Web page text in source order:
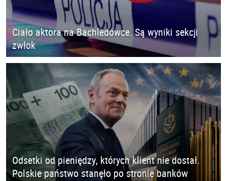
Ciało aktora na Bachledówce. Są wyniki sekcji
zwłok
Odsetki od pieniędzy, których klient nie dostał.
Polskie państwo stanęło po stronie banków